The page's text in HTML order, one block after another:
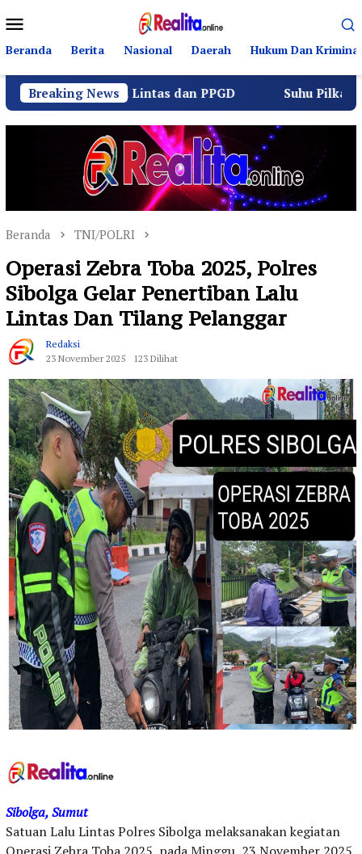
ke
kontenMobile
Beranda Berita Nasional Daerah Hukum Dan Kriminal
Breaking News
Lintas dan PPGD Suhu Pilkades Sukamulya
Beranda TNI/POLRI
Operasi Zebra Toba 2025, Polres
Sibolga Gelar Penertiban Lalu
Lintas Dan Tilang Pelanggar
Redaksi
23 November 2025
123 Dilihat
Sibolga, Sumut
Satuan Lalu Lintas Polres Sibolga melaksanakan kegiatan